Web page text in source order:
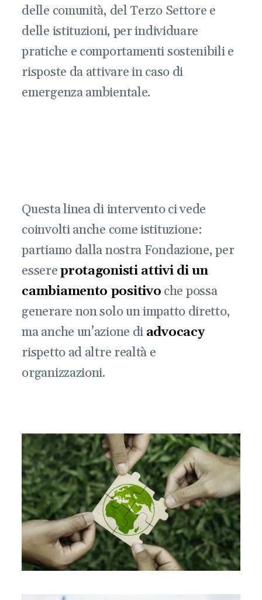
delle comunità, del Terzo Settore e
delle istituzioni, per individuare
pratiche e comportamenti sostenibili e
risposte da attivare in caso di
emergenza ambientale.
Questa linea di intervento ci vede
coinvolti anche come istituzione:
partiamo dalla nostra Fondazione, per
essereprotagonisti attivi di un
cambiamento positivo che possa
generare non solo un impatto diretto,
ma anche un’azione di advocacy
rispetto ad altre realtà e
organizzazioni.